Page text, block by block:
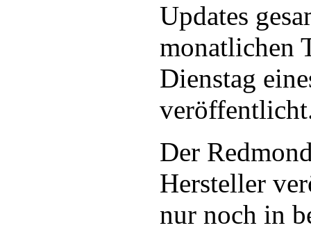
Updates
monatlichen
Dienstag
Der
Hersteller
nur noch in